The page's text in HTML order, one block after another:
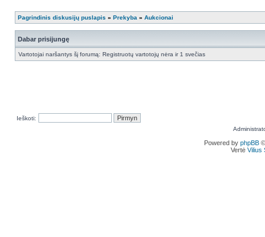
Pagrindinis diskusijų puslapis » Prekyba » Aukcionai
Dabar prisijungę
Vartotojai naršantys šį forumą: Registruotų vartotojų nėra ir 1 svečias
Ieškoti:
Powered by phpBB
Vertė Vilius